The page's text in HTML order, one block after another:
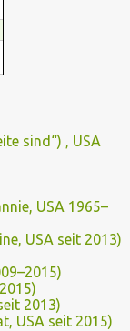
sind“) , USA
USA 1965–
USA seit 2013)
2013)
USA seit 2015)